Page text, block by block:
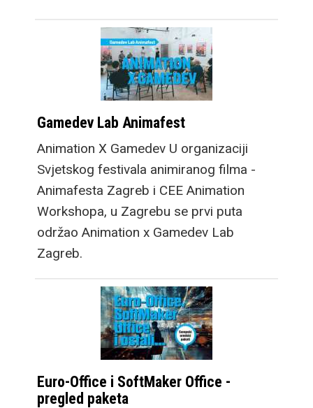
Gamedev Lab Animafest
Animation X Gamedev U organizaciji
Svjetskog festivala animiranog filma -
Animafesta Zagreb i CEE Animation
Workshopa, u Zagrebu se prvi puta
održao Animation x Gamedev Lab
Zagreb.
Euro-Office i SoftMaker Office -
pregled paketa